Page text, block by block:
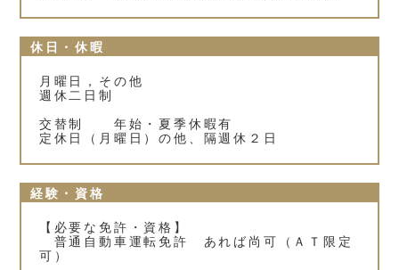
休日・休暇
月曜日，その他
週休二日制
交替制 年始・夏季休暇有
定休日（月曜日）の他、隔週休２日
経験・資格
【必要な免許・資格】
普通自動車運転免許 あれば尚可（ＡＴ限定
可）